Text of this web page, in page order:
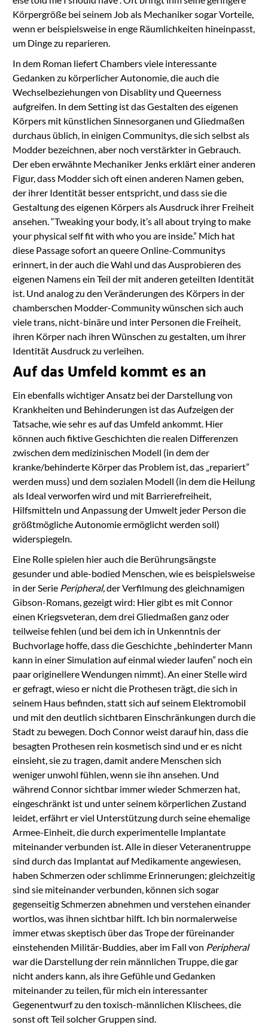
Körpergröße bei seinem Job als Mechaniker sogar Vorteile,
wenn er beispielsweise in enge Räumlichkeiten hineinpasst,
um Dinge zu reparieren.
In dem Roman liefert Chambers viele interessante
Gedanken zu körperlicher Autonomie, die auch die
Wechselbeziehungen von Disablity und Queerness
aufgreifen. In dem Setting ist das Gestalten des eigenen
Körpers mit künstlichen Sinnesorganen und Gliedmaßen
durchaus üblich, in einigen Communitys, die sich selbst als
Modder bezeichnen, aber noch verstärkter in Gebrauch.
Der eben erwähnte Mechaniker Jenks erklärt einer anderen
Figur, dass Modder sich oft einen anderen Namen geben,
der ihrer Identität besser entspricht, und dass sie die
Gestaltung des eigenen Körpers als Ausdruck ihrer Freiheit
ansehen.“Tweaking your body, it’s all about trying to make
your physical self fit with who you are inside.” Mich hat
diese Passage sofort an queere Online-Communitys
erinnert, in der auch die Wahl und das Ausprobieren des
eigenen Namens ein Teil der mit anderen geteilten Identität
ist. Und analog zu den Veränderungen des Körpers in der
chamberschen Modder-Community wünschen sich auch
viele trans, nicht-binäre und inter Personen die Freiheit,
ihren Körper nach ihren Wünschen zu gestalten, um ihrer
Identität Ausdruck zu verleihen.
Auf das Umfeld kommt es an
Ein ebenfalls wichtiger Ansatz bei der Darstellung von
Krankheiten und Behinderungen ist das Aufzeigen der
Tatsache, wie sehr es auf das Umfeld ankommt. Hier
können auch fiktive Geschichten die realen Differenzen
zwischen dem medizinischen Modell (in dem der
kranke/behinderte Körper das Problem ist, das „repariert”
werden muss) und dem sozialen Modell (in dem die Heilung
als Ideal verworfen wird und mit Barrierefreiheit,
Hilfsmitteln und Anpassung der Umwelt jeder Person die
größtmögliche Autonomie ermöglicht werden soll)
widerspiegeln.
Eine Rolle spielen hier auch die Berührungsängste
gesunder und able-bodied Menschen, wie es beispielsweise
in der Serie Peripheral,der Verfilmung des gleichnamigen
Gibson-Romans, gezeigt wird: Hier gibt es mit Connor
einen Kriegsveteran, dem drei Gliedmaßen ganz oder
teilweise fehlen (und bei dem ich in Unkenntnis der
Buchvorlage hoffe, dass die Geschichte „behinderter Mann
kann in einer Simulation auf einmal wieder laufen” noch ein
paar originellere Wendungen nimmt). An einer Stelle wird
er gefragt, wieso er nicht die Prothesen trägt, die sich in
seinem Haus befinden, statt sich auf seinem Elektromobil
und mit den deutlich sichtbaren Einschränkungen durch die
Stadt zu bewegen. Doch Connor weist darauf hin, dass die
besagten Prothesen rein kosmetisch sind und er es nicht
einsieht, sie zu tragen, damit andere Menschen sich
weniger unwohl fühlen, wenn sie ihn ansehen. Und
während Connor sichtbar immer wieder Schmerzen hat,
eingeschränkt ist und unter seinem körperlichen Zustand
leidet, erfährt er viel Unterstützung durch seine ehemalige
Armee-Einheit, die durch experimentelle Implantate
miteinander verbunden ist. Alle in dieser Veteranentruppe
sind durch das Implantat auf Medikamente angewiesen,
haben Schmerzen oder schlimme Erinnerungen; gleichzeitig
sind sie miteinander verbunden, können sich sogar
gegenseitig Schmerzen abnehmen und verstehen einander
wortlos, was ihnen sichtbar hilft. Ich bin normalerweise
immer etwas skeptisch über das Trope der füreinander
einstehenden Militär-Buddies, aber im Fall von Peripheral
war die Darstellung der rein männlichen Truppe, die gar
nicht anders kann, als ihre Gefühle und Gedanken
miteinander zu teilen, für mich ein interessanter
Gegenentwurf zu den toxisch-männlichen Klischees, die
sonst oft Teil solcher Gruppen sind.